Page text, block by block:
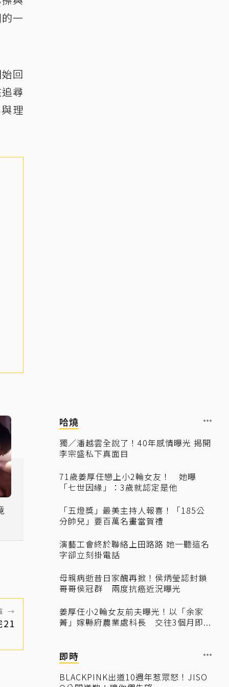
一
回
尋
理
→
21
哈燒
獨／潘越雲全說了！40年感情曝光 揭開
李宗盛私下真面目
71歲姜厚任戀上小2輪女友！ 她曝
「七世因緣」：3歲就認定是他
「五燈獎」最美主持人報喜！「185公
分帥兒」要百萬名畫當賀禮
演藝工會終於聯絡上田路路 她一聽這名
字卻立刻掛電話
母親病逝昔日家醜再掀！侯炳瑩認封鎖
哥哥侯冠群 兩度抗癌近況曝光
姜厚任小2輪女友前夫曝光！以「余家
菁」嫁縣府農業處科長 交往3個月即...
即時
BLACKPINK出道10週年惹眾怒！JISO